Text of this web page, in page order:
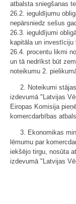
atbalsta sniegšanas
26.2. ieguldījumu
nepārsniedz sešus
26.3. ieguldījumi
kapitāla un investīciju
26.4. procentu likmi
un tā nedrīkst būt
noteikumu 2.
2. Noteikumi
izdevumā "Latvijas
Eiropas Komisija
komercdarbības
3. Ekonomikas
lēmumu par
iekšējo tirgu, nosūta
izdevumā "Latvijas